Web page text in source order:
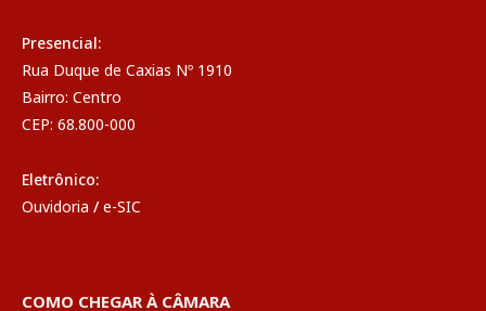
Presencial:
Rua Duque de Caxias Nº 1910
Bairro: Centro
CEP: 68.800-000
Eletrônico:
Ouvidoria / e-SIC
COMO CHEGAR À CÂMARA